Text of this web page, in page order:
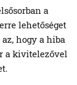
a
lehetőséget
hogy a hiba
a kivitelezővel